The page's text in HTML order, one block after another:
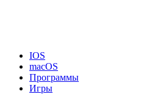
IOS
macOS
Программы
Игры